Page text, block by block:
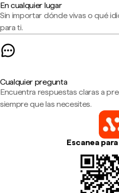
En cualquier lugar
Sin importar dónde vivas o qué
para ti.
Cualquier pregunta
Encuentra respuestas claras a
siempre que las necesites.
Escanea